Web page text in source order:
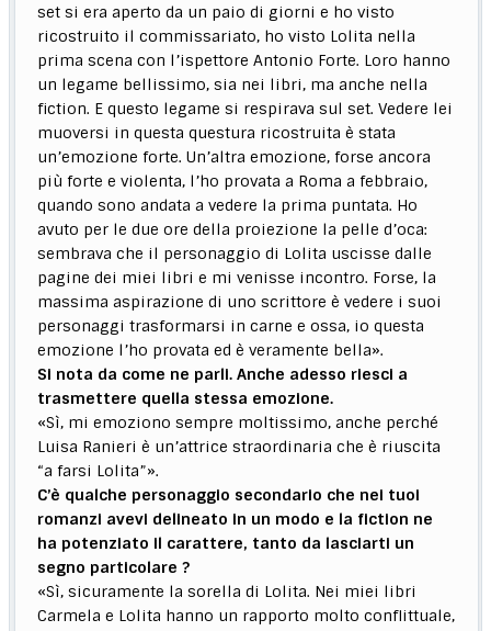
set si era aperto da un paio di giorni e ho visto
ricostruito il commissariato, ho visto Lolita nella
prima scena con l’ispettore Antonio Forte. Loro hanno
un legame bellissimo, sia nei libri, ma anche nella
fiction. E questo legame si respirava sul set. Vedere lei
muoversi in questa questura ricostruita è stata
un’emozione forte. Un’altra emozione, forse ancora
più forte e violenta, l’ho provata a Roma a febbraio,
quando sono andata a vedere la prima puntata. Ho
avuto per le due ore della proiezione la pelle d’oca:
sembrava che il personaggio di Lolita uscisse dalle
pagine dei miei libri e mi venisse incontro. Forse, la
massima aspirazione di uno scrittore è vedere i suoi
personaggi trasformarsi in carne e ossa, io questa
emozione l’ho provata ed è veramente bella».
Si nota da come ne parli. Anche adesso riesci a
trasmettere quella stessa emozione.
«Sì, mi emoziono sempre moltissimo, anche perché
Luisa Ranieri è un’attrice straordinaria che è riuscita
“a farsi Lolita”».
C’è qualche personaggio secondario che nei tuoi
romanzi avevi delineato in un modo e la fiction ne
ha potenziato il carattere, tanto da lasciarti un
segno particolare ?
«Sì, sicuramente la sorella di Lolita. Nei miei libri
Carmela e Lolita hanno un rapporto molto conflittuale,